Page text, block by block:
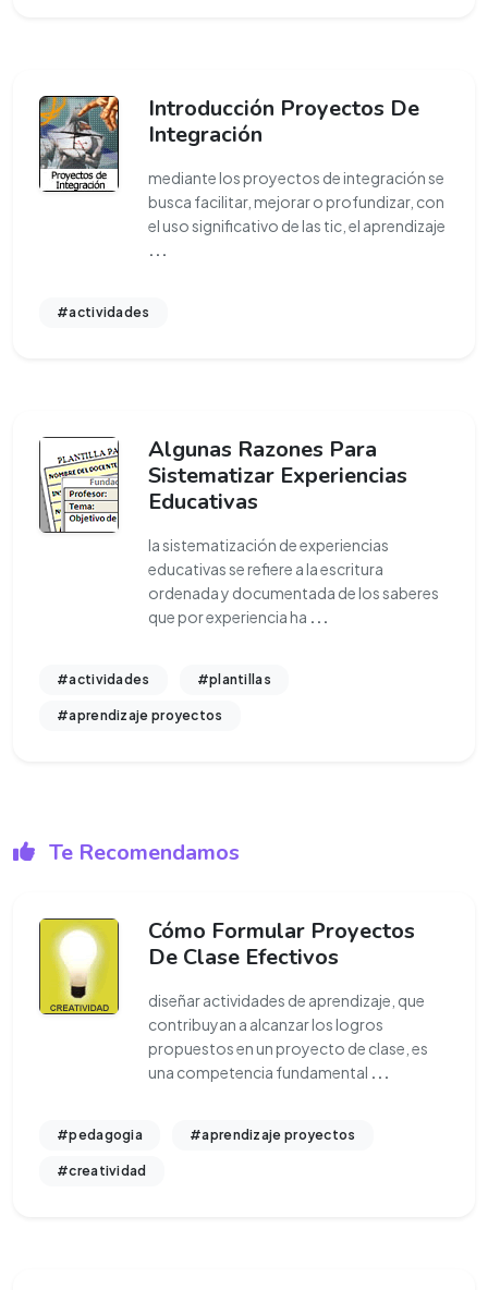
Introducción Proyectos De
Integración
mediante los proyectos de integración se
busca facilitar, mejorar o profundizar, con
el uso significativo de las tic, el aprendizaje
...
#actividades
Algunas Razones Para
Sistematizar Experiencias
Educativas
la sistematización de experiencias
educativas se refiere a la escritura
ordenada y documentada de los saberes
que por experiencia ha ...
#actividades #plantillas
#aprendizaje proyectos
Te Recomendamos
Cómo Formular Proyectos
De Clase Efectivos
diseñar actividades de aprendizaje, que
contribuyan a alcanzar los logros
propuestos en un proyecto de clase, es
una competencia fundamental ...
#pedagogia #aprendizaje proyectos
#creatividad